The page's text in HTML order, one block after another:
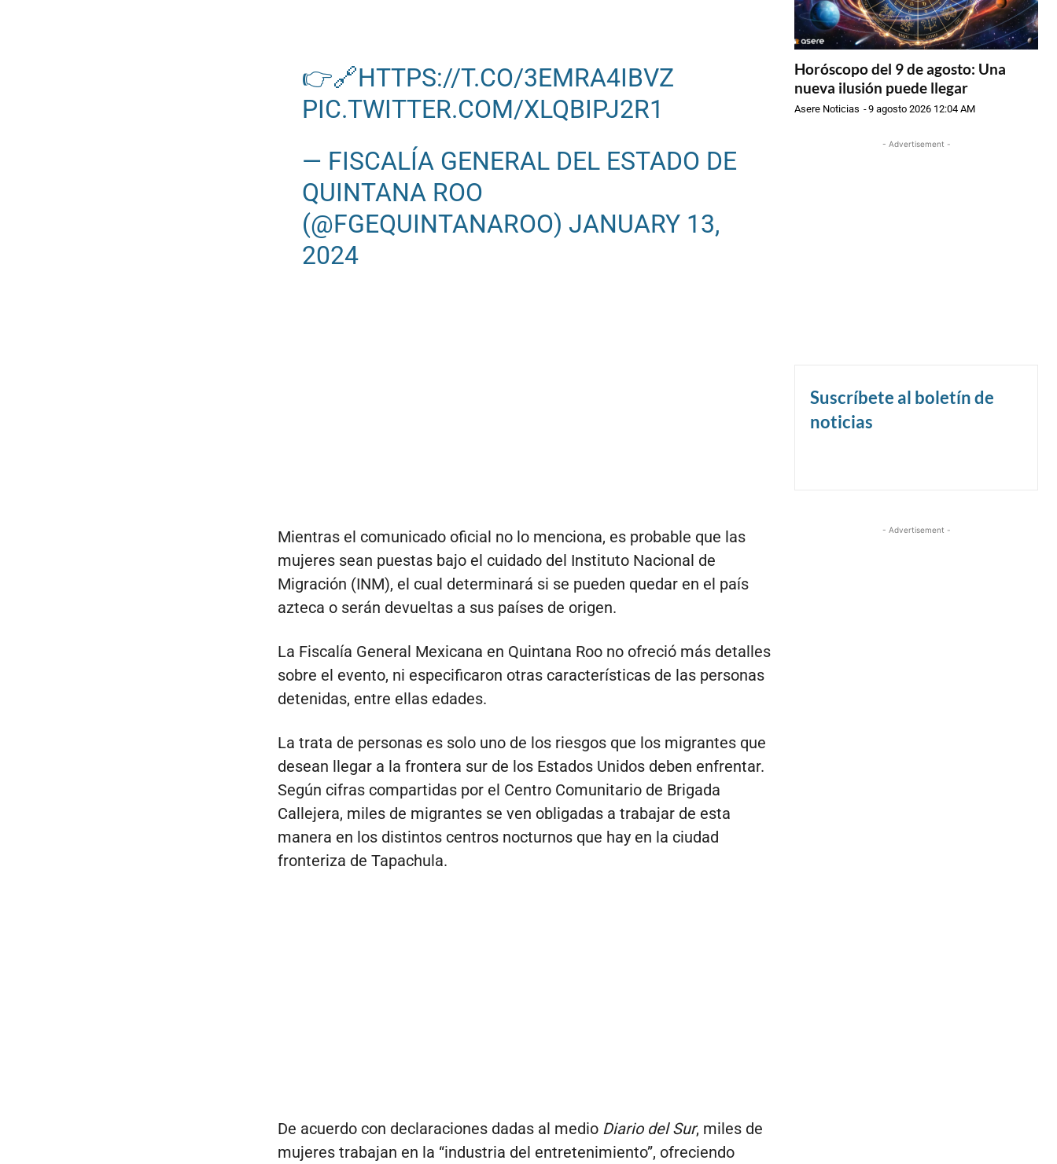
👉🔗HTTPS://T.CO/3EMRA4IBVZ
PIC.TWITTER.COM/XLQBIPJ2R1
— FISCALÍA GENERAL DEL ESTADO DE
QUINTANA ROO
(@FGEQUINTANAROO)JANUARY 13,
2024
Mientras el comunicado oficial no lo menciona, es probable que las
mujeres sean puestas bajo el cuidado del Instituto Nacional de
Migración (INM), el cual determinará si se pueden quedar en el país
azteca o serán devueltas a sus países de origen.
La Fiscalía General Mexicana en Quintana Roo no ofreció más detalles
sobre el evento, ni especificaron otras características de las personas
detenidas, entre ellas edades.
La trata de personas es solo uno de los riesgos que los migrantes que
desean llegar a la frontera sur de los Estados Unidos deben enfrentar.
Según cifras compartidas por el Centro Comunitario de Brigada
Callejera, miles de migrantes se ven obligadas a trabajar de esta
manera en los distintos centros nocturnos que hay en la ciudad
fronteriza de Tapachula.
De acuerdo con declaraciones dadas al medio Diario del Sur, miles de
mujeres trabajan en la “industria del entretenimiento”, ofreciendo
Horóscopo del 9 de agosto: Una
nueva ilusión puede llegar
Asere Noticias -9 agosto 2026 12:04 AM
- Advertisement -
Suscríbete al boletín de
noticias
- Advertisement -